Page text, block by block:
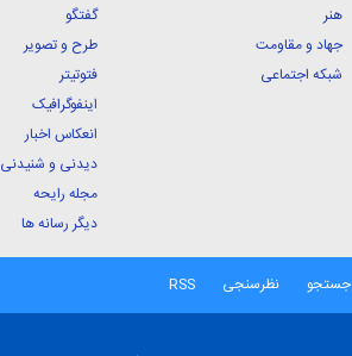
هنر
جهاد و مقاومت
شبکه اجتماعی
گفتگو
طرح و تصویر
فتوتیتر
اینفوگرافیک
انعکاس اخبار
دیدنی و شنیدنی
مجله رایحه
دیگر رسانه ها
جستجو نظرسنجی RSS